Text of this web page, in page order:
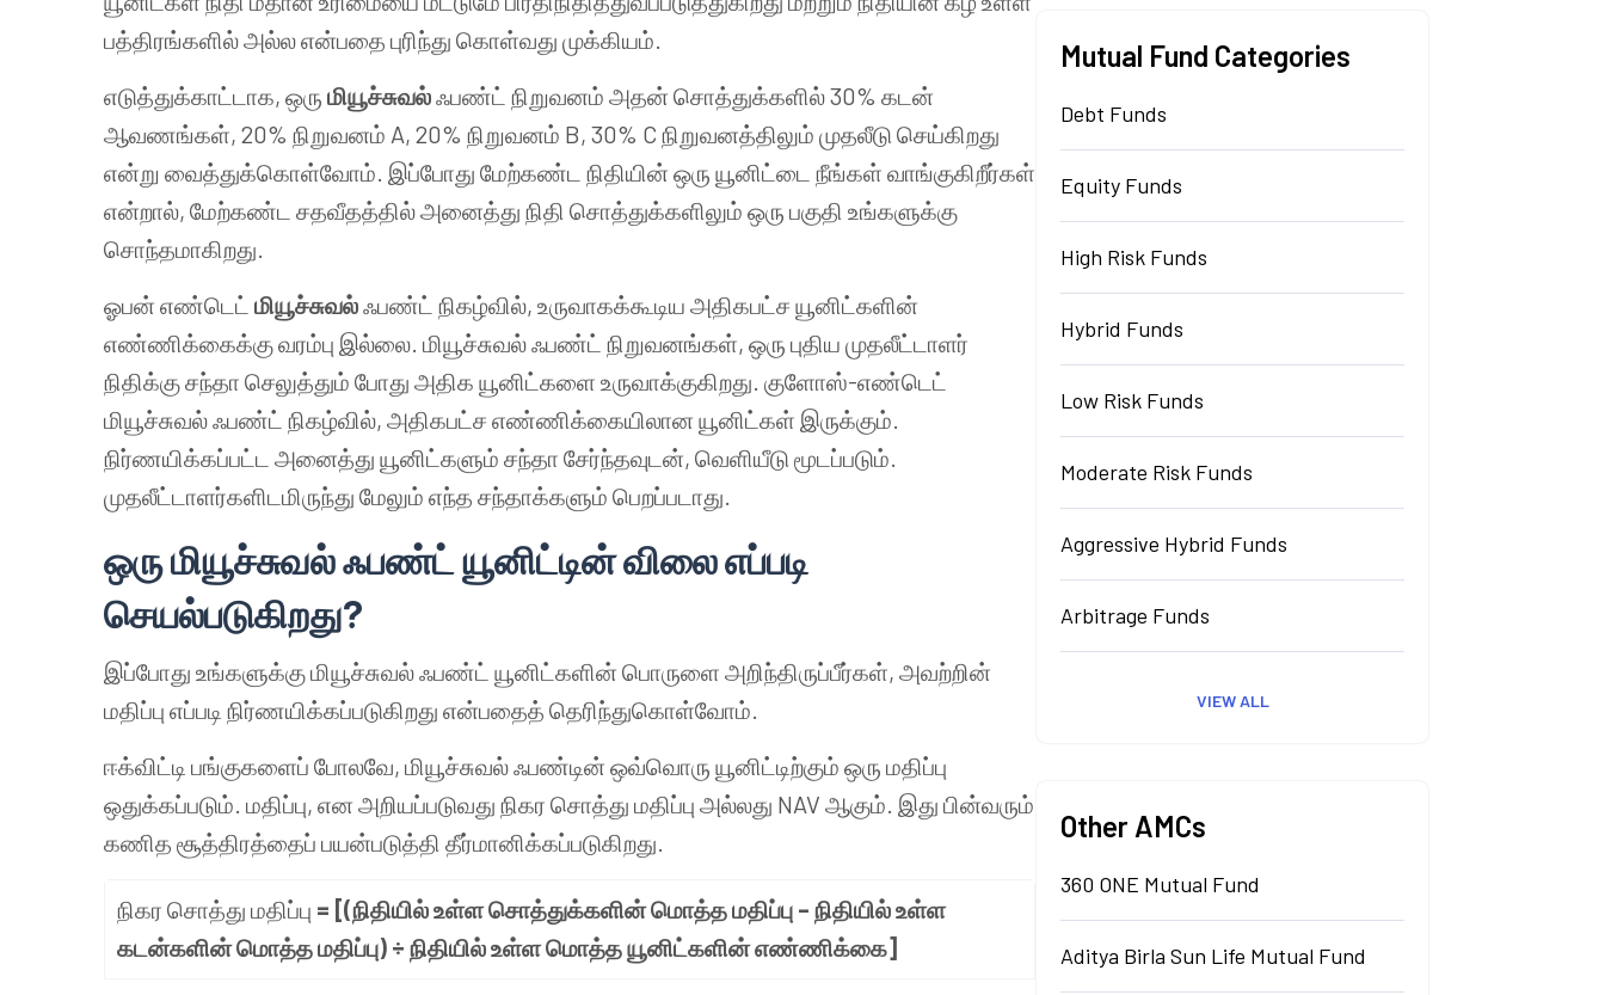
பத்திரங்களில் அல்ல என்பதை புரிந்து கொள்வது முக்கியம்.
எடுத்துக்காட்டாக, ஒரு மியூச்சுவல்ஃபண்ட் நிறுவனம் அதன் சொத்துக்களில் 30% கடன்
ஆவணங்கள், 20% நிறுவனம் A, 20% நிறுவனம் B, 30% C நிறுவனத்திலும் முதலீடு செய்கிறது
என்று வைத்துக்கொள்வோம். இப்போது மேற்கண்ட நிதியின் ஒரு யூனிட்டை நீங்கள் வாங்குகிறீர்கள்
என்றால், மேற்கண்ட சதவீதத்தில் அனைத்து நிதி சொத்துக்களிலும் ஒரு பகுதி உங்களுக்கு
சொந்தமாகிறது.
ஓபன் எண்டெட் மியூச்சுவல்ஃபண்ட் நிகழ்வில், உருவாகக்கூடிய அதிகபட்ச யூனிட்களின்
எண்ணிக்கைக்கு வரம்பு இல்லை. மியூச்சுவல் ஃபண்ட் நிறுவனங்கள், ஒரு புதிய முதலீட்டாளர்
நிதிக்கு சந்தா செலுத்தும் போது அதிக யூனிட்களை உருவாக்குகிறது. குளோஸ்-எண்டெட்
மியூச்சுவல் ஃபண்ட் நிகழ்வில், அதிகபட்ச எண்ணிக்கையிலான யூனிட்கள் இருக்கும்.
நிர்ணயிக்கப்பட்ட அனைத்து யூனிட்களும் சந்தா சேர்ந்தவுடன், வெளியீடு மூடப்படும்.
முதலீட்டாளர்களிடமிருந்து மேலும் எந்த சந்தாக்களும் பெறப்படாது.
ஒருமியூச்சுவல் ஃபண்ட் யூனிட்டின் விலை எப்படி
செயல்படுகிறது?
இப்போது உங்களுக்கு மியூச்சுவல் ஃபண்ட் யூனிட்களின் பொருளை அறிந்திருப்பீர்கள், அவற்றின்
மதிப்பு எப்படி நிர்ணயிக்கப்படுகிறது என்பதைத் தெரிந்துகொள்வோம்.
ஈக்விட்டி பங்குகளைப் போலவே, மியூச்சுவல் ஃபண்டின் ஒவ்வொரு யூனிட்டிற்கும் ஒரு மதிப்பு
ஒதுக்கப்படும். மதிப்பு, என அறியப்படுவது நிகர சொத்து மதிப்பு அல்லது NAV ஆகும். இது பின்வரும்
கணித சூத்திரத்தைப் பயன்படுத்தி தீர்மானிக்கப்படுகிறது.
நிகர சொத்து மதிப்பு = [(நிதியில் உள்ள சொத்துக்களின் மொத்த மதிப்பு – நிதியில் உள்ள
கடன்களின் மொத்த மதிப்பு) ÷ நிதியில் உள்ள மொத்த யூனிட்களின் எண்ணிக்கை]
Mutual Fund Categories
Debt Funds
Equity Funds
High Risk Funds
Hybrid Funds
Low Risk Funds
Moderate Risk Funds
Aggressive Hybrid Funds
Arbitrage Funds
VIEW ALL
Other AMCs
360 ONE Mutual Fund
Aditya Birla Sun Life Mutual Fund